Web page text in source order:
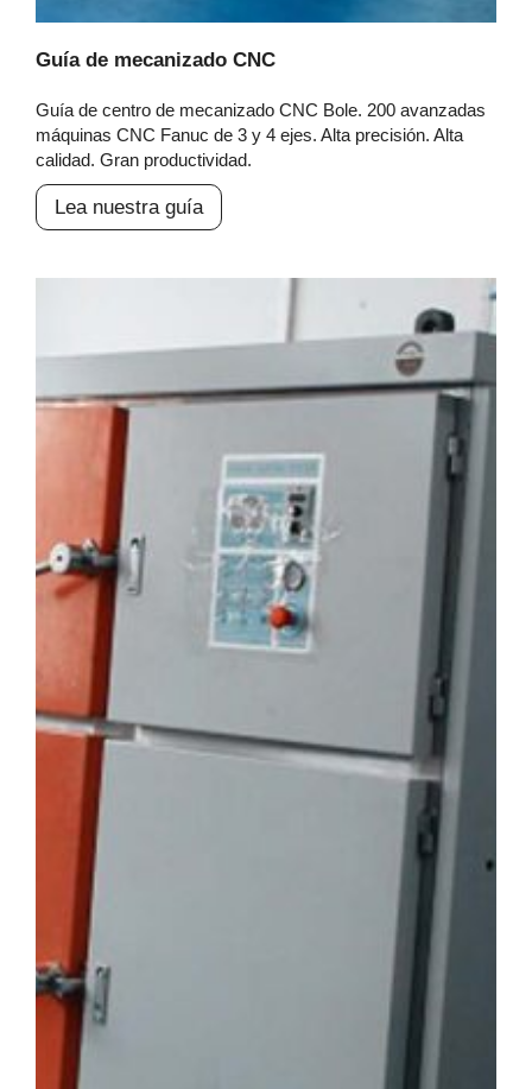
Guía de mecanizado CNC
Guía de centro de mecanizado CNC Bole. 200 avanzadas
máquinas CNC Fanuc de 3 y 4 ejes. Alta precisión. Alta
calidad. Gran productividad.
Lea nuestra guía